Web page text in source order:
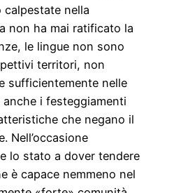
nella
non ha mai ratificato la
le lingue non sono
territori, non
sufficientemente nelle
anche i festeggiamenti
che negano il
Nell’occasione
lo stato a dover tendere
è capace nemmeno nel